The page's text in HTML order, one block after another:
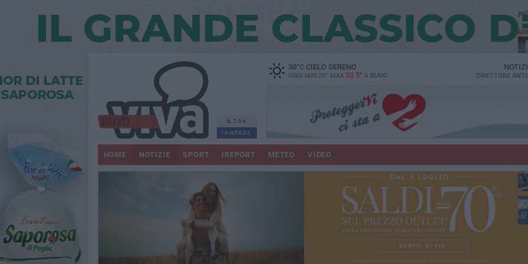
6.754
FANPAGE
30°CCIELO SERENO
OGGI MIN 25° MAX 33.5° A RUVO DIRETTORE
HOME NOTIZIE SPORT IREPORT METEO VIDEO